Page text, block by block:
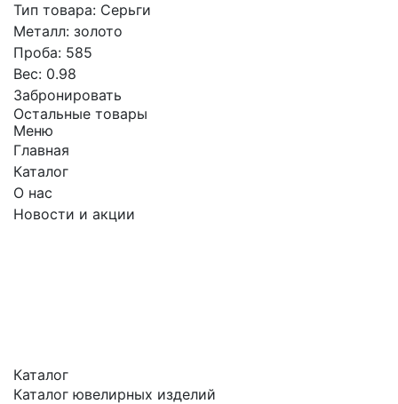
Тип товара: Сеpьги
Металл: золото
Проба: 585
Вес: 0.98
Забронировать
Остальные товары
Меню
Главная
Каталог
О нас
Новости и акции
Каталог
Каталог ювелирных изделий